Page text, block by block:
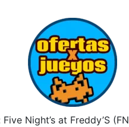
Night’s at Freddy’S